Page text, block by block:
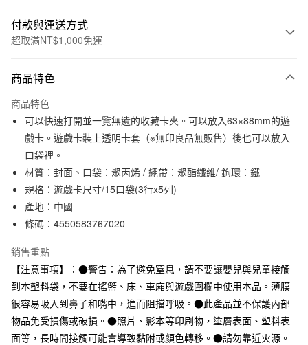
付款與運送方式
超取滿NT$1,000免運
信用卡一次付款
信用卡分期付款
3 期 0 利率 每期NT$36 21家銀行
合作金庫商業銀行
華南商業銀行
彰化商業銀行
上海商業儲蓄銀行
台北富邦商業銀行
兆豐國際商業銀行
臺灣中小企業銀行
匯豐（台灣）商業銀行
元大商業銀行
玉山商業銀行
星展（台灣）商業銀行
台新國際商業銀行
中國信託商業銀行
台灣樂天信用卡公司
超商取貨付款
LINE Pay
Apple Pay
悠遊付
運送方式
全家取貨付款
每筆NT$65，滿NT$1,000(含以上)免運費
商品特色
商品特色
可以快速打開並一覽無遺的收藏卡夾。可以放入63×88mm的遊
戲卡。遊戲卡裝上透明卡套（※無印良品無販售）後也可以放入
口袋裡。
材質：封面、口袋：聚丙烯 / 繩帶：聚酯纖維/ 鉤環：鐵
規格：遊戲卡尺寸/15口袋(3行x5列)
產地：中國
條碼：4550583767020
銷售重點
【注意事項】：●警告：為了避免窒息，請不要讓嬰兒與兒童接觸
到本塑料袋，不要在搖籃、床、車廂與遊戲圍欄中使用本品。薄膜
很容易吸入到鼻子和嘴中，進而阻擋呼吸。●此產品並不保護內部
物品免受損傷或破損。●照片、影本等印刷物，塗層表面、塑料表
面等，長時間接觸可能會導致黏附或顏色轉移。●請勿靠近火源。